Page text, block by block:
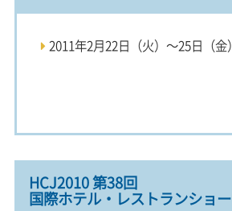
2011年2月22日（火）～25日（金）
HCJ2010 第38回
国際ホテル・レストランショー